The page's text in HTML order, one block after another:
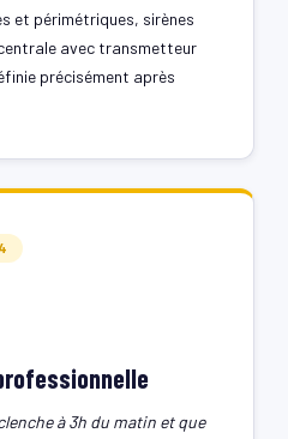
et périmétriques, sirènes
avec transmetteur
précisément après
à 3h du matin et que